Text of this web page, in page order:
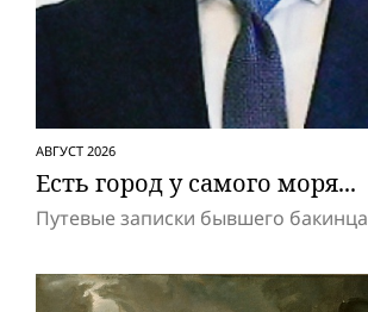
АВГУСТ 2026
Есть город у самого моря...
Путевые записки бывшего бакинца